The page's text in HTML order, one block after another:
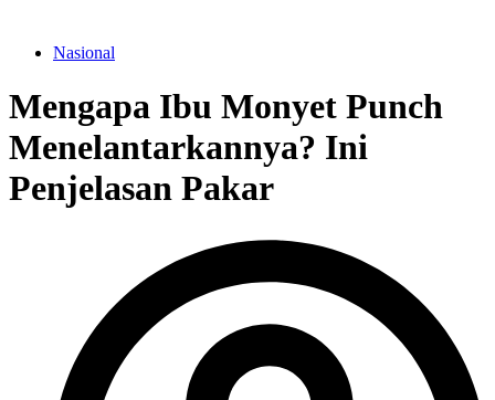
Nasional
Mengapa Ibu Monyet Punch
Menelantarkannya? Ini
Penjelasan Pakar